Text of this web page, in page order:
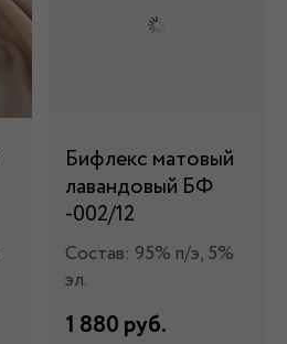
Бифлекс матовый
лавандовый БФ
-002/12
Состав: 95% п/э, 5%
эл.
1 880 руб.